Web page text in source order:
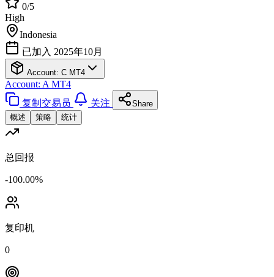
0/5
High
Indonesia
已加入 2025年10月
Account: C MT4
Account: A MT4
复制交易员
关注
Share
概述
策略 统计
总回报
-100.00%
复印机
0